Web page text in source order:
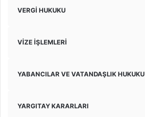
VERGİ HUKUKU
VİZE İŞLEMLERİ
YABANCILAR VE VATANDAŞLIK HUKUKU
YARGITAY KARARLARI